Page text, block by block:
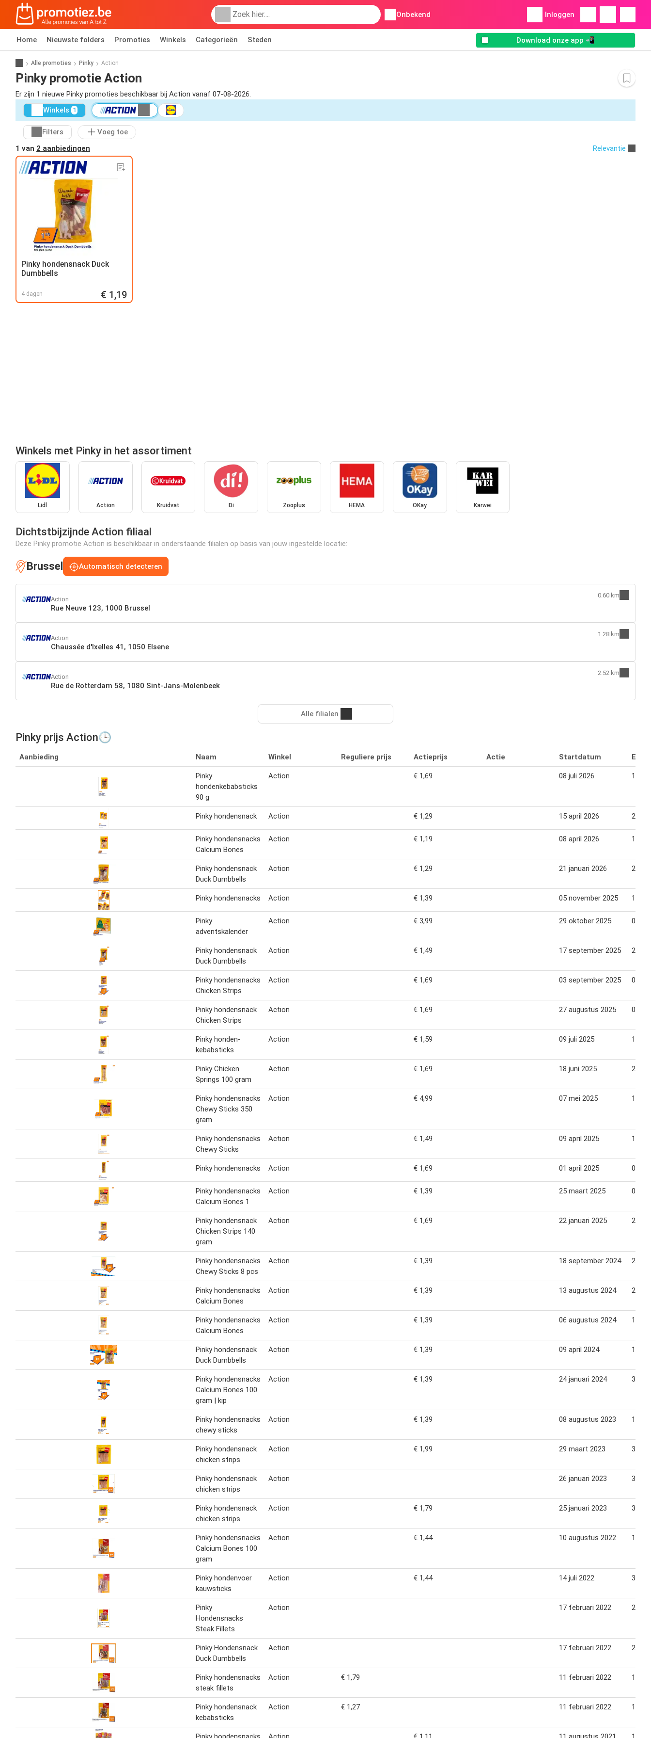
Onbekend Inloggen
Home Nieuwste folders Promoties Winkels Categorieën Steden Download onze app 📲
Alle promoties Pinky Action
Pinky promotie Action
Er zijn 1 nieuwe Pinky promoties beschikbaar bij Action vanaf 07-08-2026.
Winkels 1
Filters
Voeg toe
1 van 2 aanbiedingen Relevantie
Pinky hondensnack Duck
Dumbbells
4 dagen € 1,19
Winkels met Pinky in het assortiment
Lidl Action Kruidvat Di Zooplus HEMA OKay Karwei
Dichtstbijzijnde Action filiaal
Deze Pinky promotie Action is beschikbaar in onderstaande filialen op basis van jouw ingestelde locatie:
Brussel Automatisch detecteren
Action
Rue Neuve 123, 1000 Brussel
0.60 km
Action
Chaussée d'Ixelles 41, 1050 Elsene
1.28 km
Action
Rue de Rotterdam 58, 1080 Sint-Jans-Molenbeek
2.52 km
Alle filialen
Pinky prijs Action🕒
Aanbieding Naam Winkel Reguliere prijs Actieprijs Actie Startdatum
Pinky
hondenkebabsticks
90 g
Action € 1,69 08 juli 2026 14
Pinky hondensnack Action € 1,29 15 april 2026 21
Pinky hondensnacks
Calcium Bones
Action € 1,19 08 april 2026 14
Pinky hondensnack
Duck Dumbbells
Action € 1,29 21 januari 2026 27
Pinky hondensnacks Action € 1,39 05 november 2025 11
Pinky
adventskalender
Action € 3,99 29 oktober 2025 04
Pinky hondensnack
Duck Dumbbells
Action € 1,49 17 september 2025 23
Pinky hondensnacks
Chicken Strips
Action € 1,69 03 september 2025 09
Pinky hondensnack
Chicken Strips
Action € 1,69 27 augustus 2025 02
Pinky honden-
kebabsticks
Action € 1,59 09 juli 2025 15
Pinky Chicken
Springs 100 gram
Action € 1,69 18 juni 2025 24
Pinky hondensnacks
Chewy Sticks 350
gram
Action € 4,99 07 mei 2025 13
Pinky hondensnacks
Chewy Sticks
Action € 1,49 09 april 2025 15
Pinky hondensnacks Action € 1,69 01 april 2025 08
Pinky hondensnacks
Calcium Bones 1
Action € 1,39 25 maart 2025 01
Pinky hondensnack
Chicken Strips 140
gram
Action € 1,69 22 januari 2025 28
Pinky hondensnacks
Chewy Sticks 8 pcs
Action € 1,39 18 september 2024 24
Pinky hondensnacks
Calcium Bones
Action € 1,39 13 augustus 2024 20
Pinky hondensnacks
Calcium Bones
Action € 1,39 06 augustus 2024 13
Pinky hondensnack
Duck Dumbbells
Action € 1,39 09 april 2024 16
Pinky hondensnacks
Calcium Bones 100
gram | kip
Action € 1,39 24 januari 2024 30
Pinky hondensnacks
chewy sticks
Action € 1,39 08 augustus 2023 15
Pinky hondensnack
chicken strips
Action € 1,99 29 maart 2023 31
Pinky hondensnack
chicken strips
Action 26 januari 2023 31
Pinky hondensnack
chicken strips
Action € 1,79 25 januari 2023 31
Pinky hondensnacks
Calcium Bones 100
gram
Action € 1,44 10 augustus 2022 16
Pinky hondenvoer
kauwsticks
Action € 1,44 14 juli 2022 31
Pinky
Hondensnacks
Steak Fillets
Action 17 februari 2022 22
Pinky Hondensnack
Duck Dumbbells
Action 17 februari 2022 22
Pinky hondensnacks
steak fillets
Action € 1,79 11 februari 2022 18
Pinky hondensnack
kebabsticks
Action € 1,27 11 februari 2022 18